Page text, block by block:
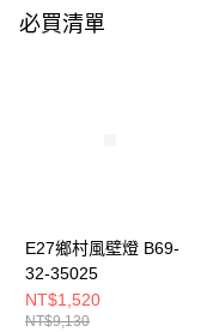
必買清單
E27鄉村風壁燈 B69-
32-35025
NT$1,520
NT$9,130